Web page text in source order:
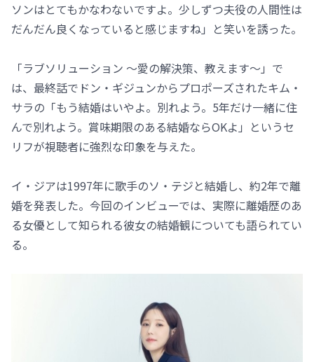
ソンはとてもかなわないですよ。少しずつ夫役の人間性は
だんだん良くなっていると感じますね」と笑いを誘った。
「ラブソリューション ～愛の解決策、教えます～」で
は、最終話でドン・ギジュンからプロポーズされたキム・
サラの「もう結婚はいやよ。別れよう。5年だけ一緒に住
んで別れよう。賞味期限のある結婚ならOKよ」というセ
リフが視聴者に強烈な印象を与えた。
イ・ジアは1997年に歌手のソ・テジと結婚し、約2年で離
婚を発表した。今回のインビューでは、実際に離婚歴のあ
る女優として知られる彼女の結婚観についても語られてい
る。